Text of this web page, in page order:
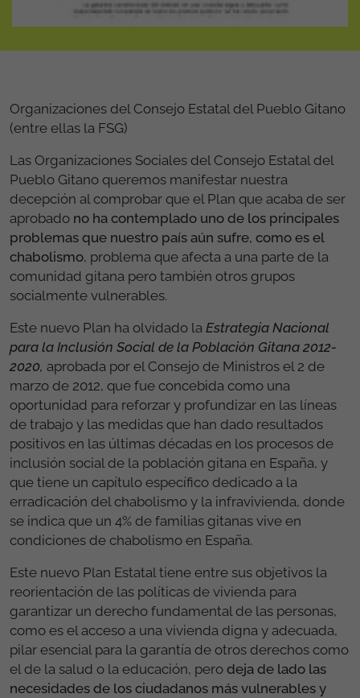
Organizaciones del Consejo Estatal del Pueblo Gitano
(entre ellas la FSG)
Las Organizaciones Sociales del Consejo Estatal del
Pueblo Gitano queremos manifestar nuestra
decepción al comprobar que el Plan que acaba de ser
aprobado no ha contemplado uno de los principales
problemas que nuestro país aún sufre, como es el
chabolismo, problema que afecta a una parte de la
comunidad gitana pero también otros grupos
socialmente vulnerables.
Este nuevo Plan ha olvidado la Estrategia Nacional
para la Inclusión Social de la Población Gitana 2012-
2020, aprobada por el Consejo de Ministros el 2 de
marzo de 2012, que fue concebida como una
oportunidad para reforzar y profundizar en las líneas
de trabajo y las medidas que han dado resultados
positivos en las últimas décadas en los procesos de
inclusión social de la población gitana en España, y
que tiene un capítulo específico dedicado a la
erradicación del chabolismo y la infravivienda, donde
se indica que un 4% de familias gitanas vive en
condiciones de chabolismo en España.
Este nuevo Plan Estatal tiene entre sus objetivos la
reorientación de las políticas de vivienda para
garantizar un derecho fundamental de las personas,
como es el acceso a una vivienda digna y adecuada,
pilar esencial para la garantía de otros derechos como
el de la salud o la educación, pero deja de lado las
necesidades de los ciudadanos más vulnerables y